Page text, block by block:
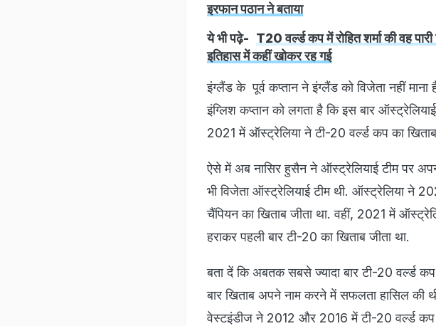
इरफान पठान ने बताया
ये भी पढ़े- T20 वर्ल्ड कप में रोहित शर्मा की वह
इतिहास में कहीं खोकर रह गई
इंग्लैंड के पूर्व कप्तान ने इंग्लैंड को विजेता नहीं माना
इंग्लिश कप्तान को लगता है कि इस बार
2021 में ऑस्ट्रेलिया ने टी-20 वर्ल्ड कप का खिताब
ऐसे में अब नासिर हुसैन ने ऑस्ट्रेलियाई टीम पर
भी विजेता ऑस्ट्रेलियाई टीम थी. ऑस्ट्रेलिया ने
चैंपियन का खिताब जीता था. वहीं, 2021 में
हराकर पहली बार टी-20 का खिताब जीता था.
बता दें कि अबतक सबसे ज्यादा बार टी-20 वर्ल्ड
बार खिताब अपने नाम करने में सफलता हासिल की
वेस्टइंडीज ने 2012 और 2016 में टी-20 वर्ल्ड